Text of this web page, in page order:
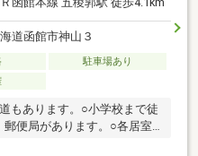
道函館市神山３
駐車場あり
もあります。○小学校まで徒
便局があります。○各居室
ります。